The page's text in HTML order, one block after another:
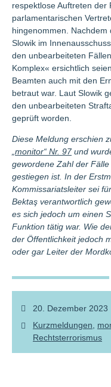
respektlose Auftreten
parlamentarischen
hingenommen. Nachdem
Slowik im
den unbearbeiteten
Komplex« ersichtlich
Beamten auch mit den
betraut war. Laut Slowik
den unbearbeiteten
geprüft worden.
Diese Meldung erschien
„monitor“ Nr. 97und
gewordene Zahl der
gestiegen ist. In der
Kommissariatsleiter sei
Bektaş verantwortlich
es sich jedoch um einen
Funktion tätig war. Wie
der Öffentlichkeit jedoch
oder gar Leiter der
20. Dezember 2023
Kurzmeldungen
Rechtsterrorismus